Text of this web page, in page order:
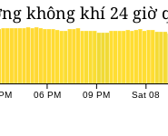
không khí 24 giờ
06 PM 09 PM Sat 08